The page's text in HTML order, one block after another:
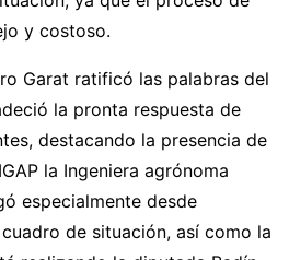
y costoso.
Garat ratificó las palabras del
la pronta respuesta de
destacando la presencia de
la Ingeniera agrónoma
especialmente desde
de situación, así como la